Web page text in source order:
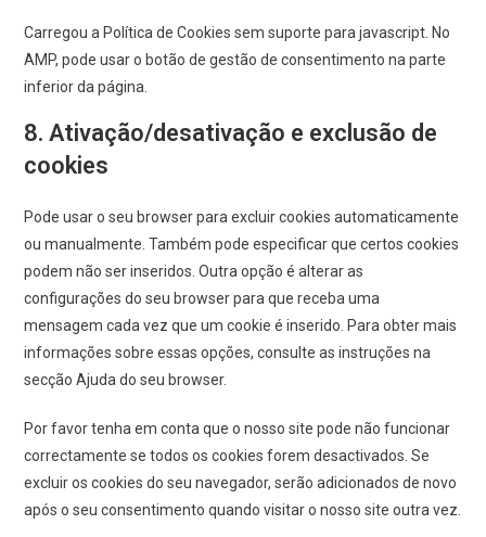
Carregou a Política de Cookies sem suporte para javascript. No
AMP, pode usar o botão de gestão de consentimento na parte
inferior da página.
8. Ativação/desativação e exclusão de
cookies
Pode usar o seu browser para excluir cookies automaticamente
ou manualmente. Também pode especificar que certos cookies
podem não ser inseridos. Outra opção é alterar as
configurações do seu browser para que receba uma
mensagem cada vez que um cookie é inserido. Para obter mais
informações sobre essas opções, consulte as instruções na
secção Ajuda do seu browser.
Por favor tenha em conta que o nosso site pode não funcionar
correctamente se todos os cookies forem desactivados. Se
excluir os cookies do seu navegador, serão adicionados de novo
após o seu consentimento quando visitar o nosso site outra vez.